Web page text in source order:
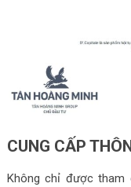
CUNG CẤP
Không chỉ được tham